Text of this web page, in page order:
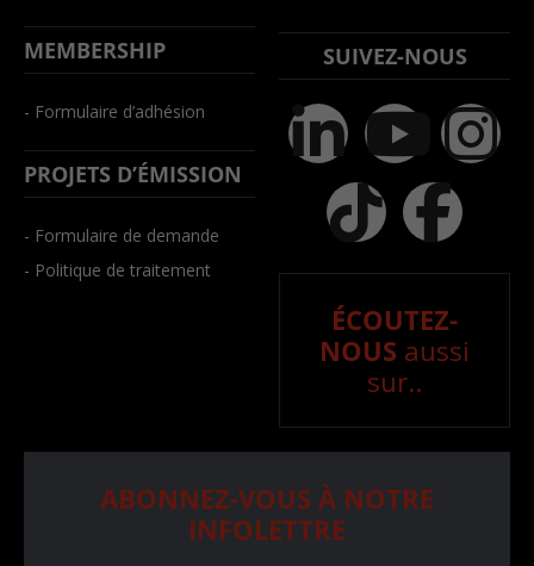
MEMBERSHIP
- Formulaire d’adhésion
PROJETS D’ÉMISSION
- Formulaire de demande
- Politique de traitement
SUIVEZ-NOUS
ÉCOUTEZ-
NOUS aussi
sur..
ABONNEZ-VOUS À NOTRE
INFOLETTRE